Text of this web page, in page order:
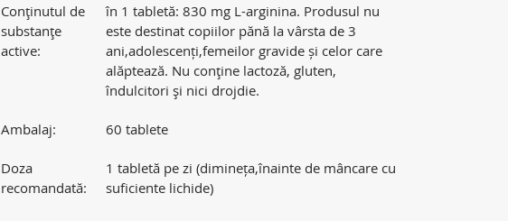
Conţinutul de
substanţe
active:
în 1 tabletă: 830 mg L-arginina. Produsul nu
este destinat copiilor pănă la vârsta de 3
ani,adolescenți,femeilor gravide și celor care
alăptează. Nu conţine lactoză, gluten,
îndulcitori şi nici drojdie.
Ambalaj: 60 tablete
Doza
recomandată:
1 tabletă pe zi (dimineța,înainte de mâncare cu
suficiente lichide)